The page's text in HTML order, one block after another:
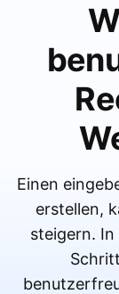
Einen
erstellen,
steigern.